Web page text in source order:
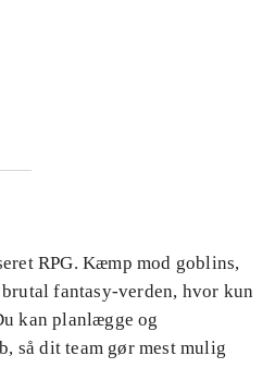
RPG. Kæmp mod goblins,
fantasy-verden, hvor kun
kan planlægge og
så dit team gør mest mulig